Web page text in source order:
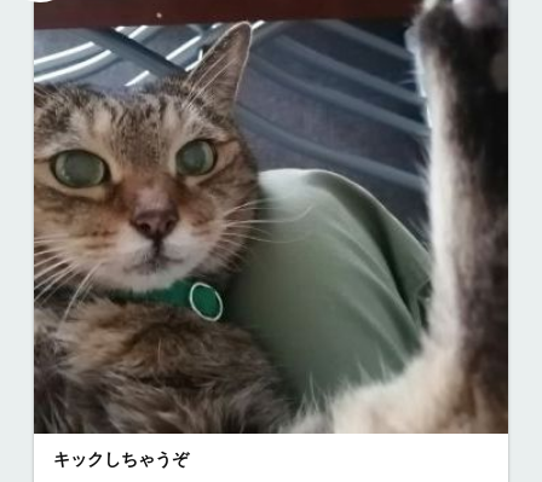
キックしちゃうぞ